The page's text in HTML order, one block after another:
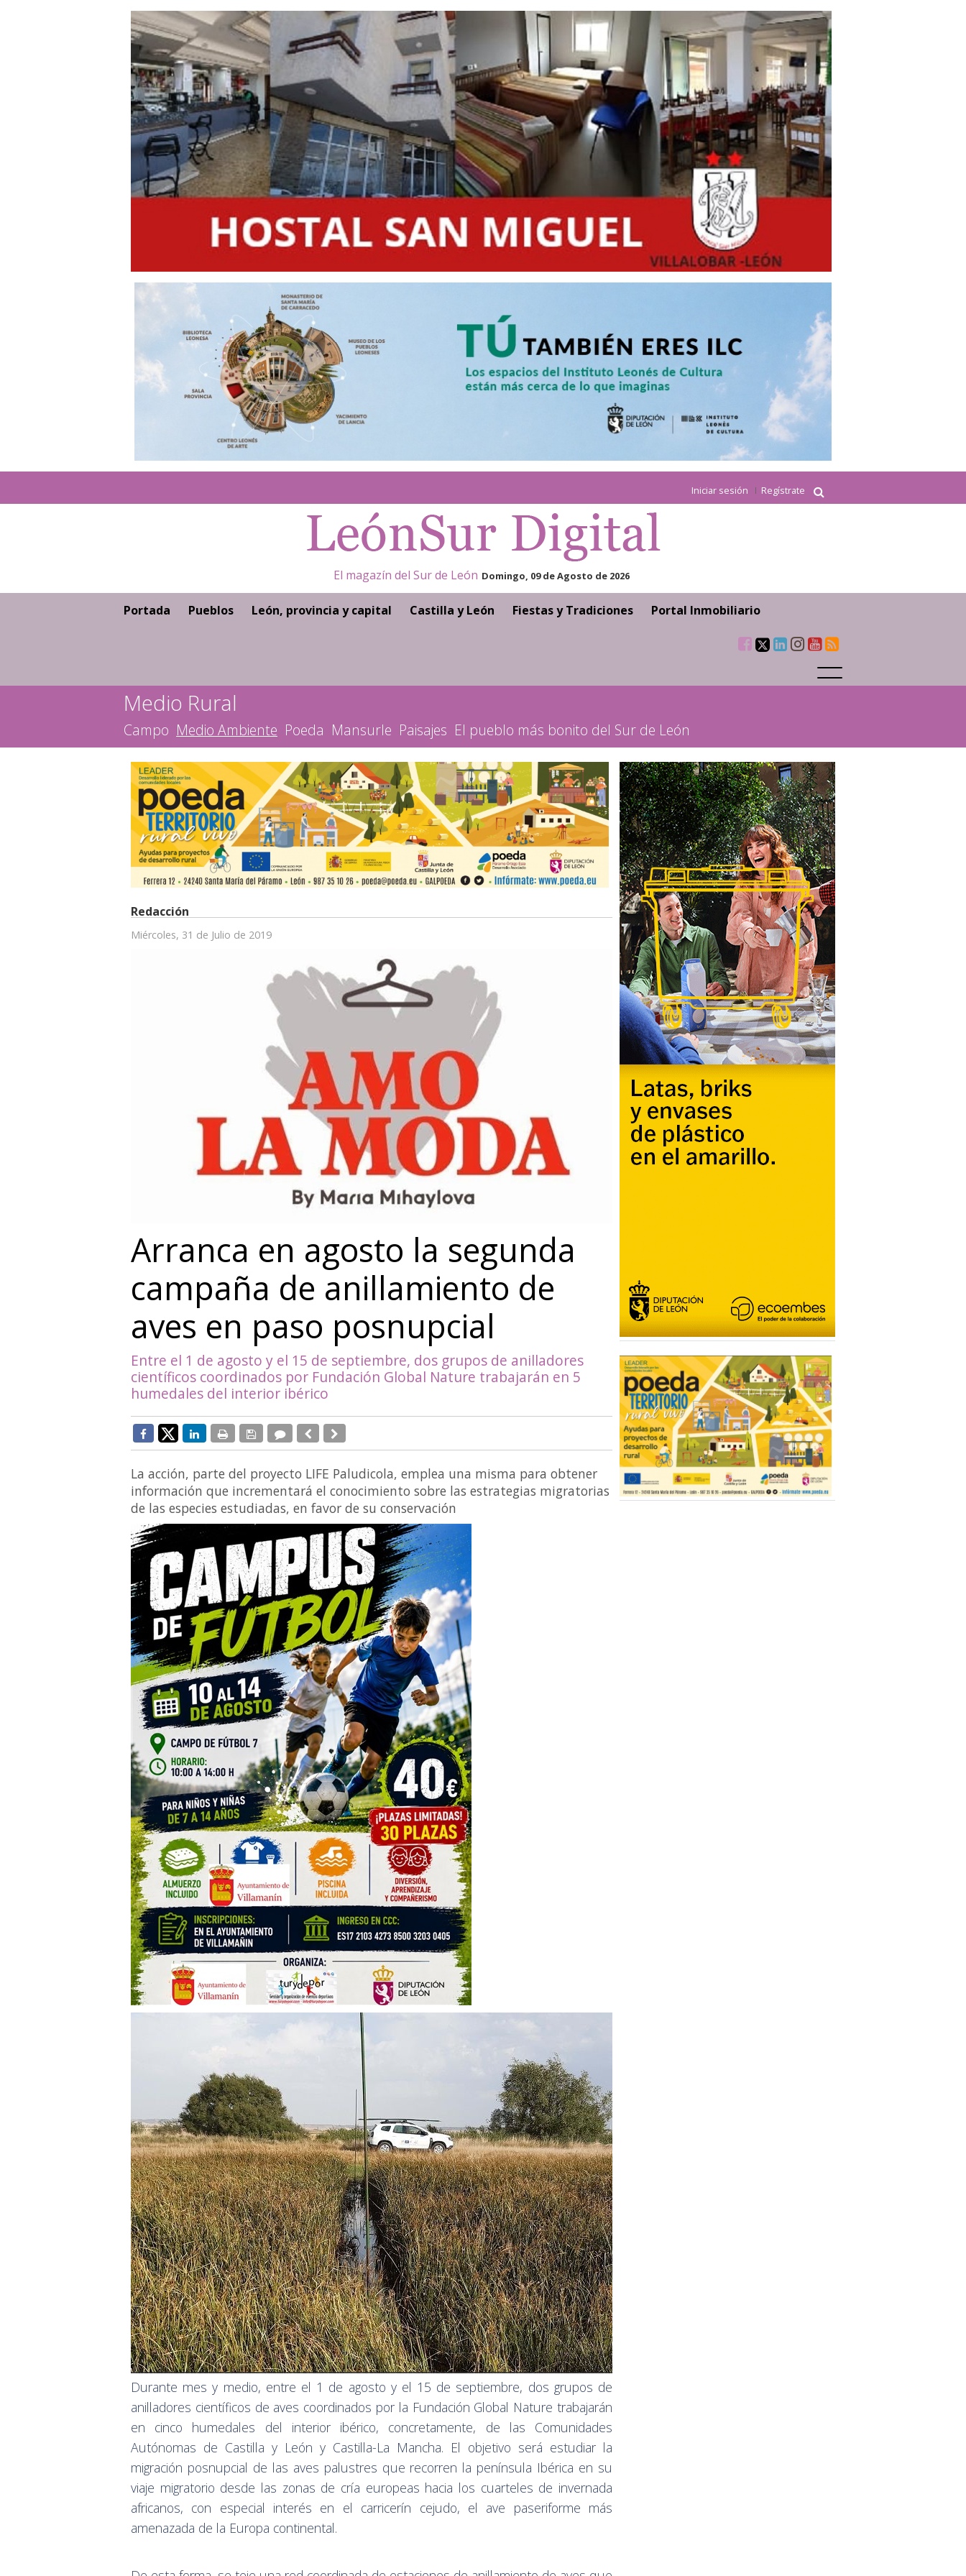
Iniciar sesión Regístrate
El magazín del Sur de León Domingo, 09 de Agosto de 2026
Portada Pueblos León, provincia y capital Castilla y León Fiestas y Tradiciones Portal Inmobiliario
Medio Rural
Campo Medio Ambiente Poeda Mansurle Paisajes El pueblo más bonito del Sur de León
Redacción
Miércoles, 31 de Julio de 2019
Arranca en agosto la segunda
campaña de anillamiento de
aves en paso posnupcial
Entre el 1 de agosto y el 15 de septiembre, dos grupos de anilladores
científicos coordinados por Fundación Global Nature trabajarán en 5
humedales del interior ibérico
La acción, parte del proyecto LIFE Paludicola, emplea una misma para obtener
información que incrementará el conocimiento sobre las estrategias migratorias
de las especies estudiadas, en favor de su conservación
Durante mes y medio, entre el 1 de agosto y el 15 de septiembre, dos grupos de
anilladores científicos de aves coordinados por la Fundación Global Nature trabajarán
en cinco humedales del interior ibérico, concretamente, de las Comunidades
Autónomas de Castilla y León y Castilla-La Mancha. El objetivo será estudiar la
migración posnupcial de las aves palustres que recorren la península Ibérica en su
viaje migratorio desde las zonas de cría europeas hacia los cuarteles de invernada
africanos, con especial interés en el carricerín cejudo, el ave paseriforme más
amenazada de la Europa continental.